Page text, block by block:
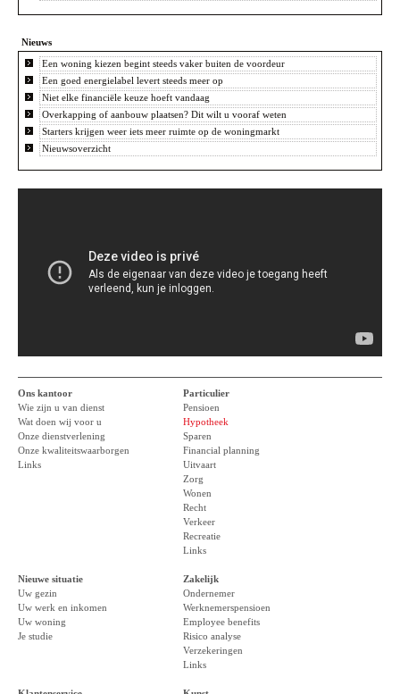
Nieuws
Een woning kiezen begint steeds vaker buiten de voordeur
Een goed energielabel levert steeds meer op
Niet elke financiële keuze hoeft vandaag
Overkapping of aanbouw plaatsen? Dit wilt u vooraf weten
Starters krijgen weer iets meer ruimte op de woningmarkt
Nieuwsoverzicht
Ons kantoor
Wie zijn u van dienst
Wat doen wij voor u
Onze dienstverlening
Onze kwaliteitswaarborgen
Links
Particulier
Pensioen
Hypotheek
Sparen
Financial planning
Uitvaart
Zorg
Wonen
Recht
Verkeer
Recreatie
Links
Nieuwe situatie
Uw gezin
Uw werk en inkomen
Uw woning
Je studie
Zakelijk
Ondernemer
Werknemerspensioen
Employee benefits
Risico analyse
Verzekeringen
Links